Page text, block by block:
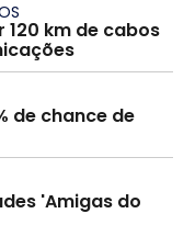
km de cabos
de chance de
'Amigas do